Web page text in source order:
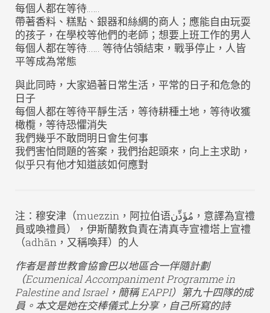
每個人都在等待……
帶著香料、糕點、銀器和絲綢的商人；應能自由玩耍
的孩子，在學校等他們的老師；想要上班工作的男人
每個人都在等待…… 等待佔領結束，戰爭停止，人皆
平等成為常態
與此同時，大家過著日常生活，平常的日子和危急的
日子
每個人都在等待平靜生活，等待耕種土地，等待收獲
橄欖，等待恐懼消失
我們幾乎不敢問明日會生何事
我們害怕問題的答案，我們抬起頭來，向上主求助，
似乎只有他才知道該如何應對
注：穆安津（muezzin，阿拉伯语مُؤَذِّن‎，意譯為宣禮
員或喚禮員），伊斯蘭教負責在清真寺宣禮塔上宣禮
（adhān，又稱喚拜）的人
作者是普世教會協會巴以地區合一伴隨計劃
（Ecumenical Accompaniment Programme in
Palestine and Israel，簡稱 EAPPI）第九十四隊的成
員。本文是她在交棒儀式上分享，自己所寫的詩